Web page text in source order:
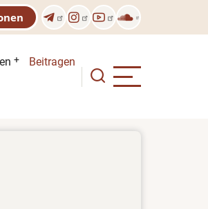
Beitragen